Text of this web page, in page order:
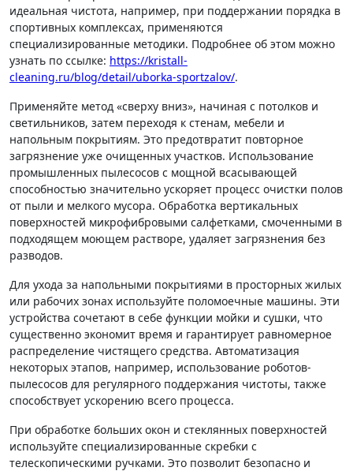
идеальная чистота, например, при поддержании порядка в
спортивных комплексах, применяются
специализированные методики. Подробнее об этом можно
узнать по ссылке: https://kristall-
cleaning.ru/blog/detail/uborka-sportzalov/.
Применяйте метод «сверху вниз», начиная с потолков и
светильников, затем переходя к стенам, мебели и
напольным покрытиям. Это предотвратит повторное
загрязнение уже очищенных участков. Использование
промышленных пылесосов с мощной всасывающей
способностью значительно ускоряет процесс очистки полов
от пыли и мелкого мусора. Обработка вертикальных
поверхностей микрофибровыми салфетками, смоченными в
подходящем моющем растворе, удаляет загрязнения без
разводов.
Для ухода за напольными покрытиями в просторных жилых
или рабочих зонах используйте поломоечные машины. Эти
устройства сочетают в себе функции мойки и сушки, что
существенно экономит время и гарантирует равномерное
распределение чистящего средства. Автоматизация
некоторых этапов, например, использование роботов-
пылесосов для регулярного поддержания чистоты, также
способствует ускорению всего процесса.
При обработке больших окон и стеклянных поверхностей
используйте специализированные скребки с
телескопическими ручками. Это позволит безопасно и